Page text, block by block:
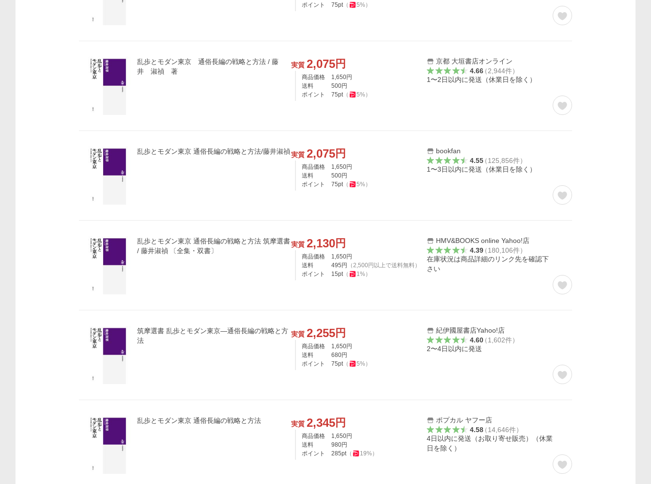
ポイント
75pt（ 5%）
乱歩とモダン東京 通俗長編の戦略と方法 / 藤
井 淑禎 著
実質 2,075円
商品価格 1,650円
送料
500円
ポイント
75pt（ 5%）
京都 大垣書店オンライン
4.66（2,944件）
1〜2日以内に発送（休業日を除く）
乱歩とモダン東京 通俗長編の戦略と方法/藤井淑禎実質 2,075円
商品価格 1,650円
送料
500円
ポイント
75pt（ 5%）
bookfan
4.55（125,856件）
1〜3日以内に発送（休業日を除く）
乱歩とモダン東京 通俗長編の戦略と方法 筑摩選書
/ 藤井淑禎 〔全集・双書〕
実質 2,130円
商品価格 1,650円
送料
495 円 （2,500 円以上で送料無料）
ポイント
15pt（ 1%）
HMV&BOOKS online Yahoo!店
4.39（180,106件）
在庫状況は商品詳細のリンク先を確認下
さい
筑摩選書 乱歩とモダン東京―通俗長編の戦略と方
法
実質 2,255円
商品価格 1,650円
送料
680円
ポイント
75pt（ 5%）
紀伊國屋書店Yahoo!店
4.60（1,602件）
2〜4日以内に発送
乱歩とモダン東京 通俗長編の戦略と方法 実質 2,345円
商品価格 1,650円
送料
980円
ポイント
285pt（ 19%）
ポプカル ヤフー店
4.58（14,646件）
4日以内に発送（お取り寄せ販売）（休業
日を除く）